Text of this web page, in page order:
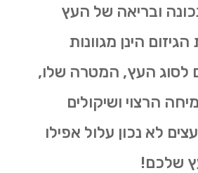
ובריאה של העץ
הינן מגוונות
לסוג העץ, המטרה שלו,
הרצוי ושיקולים
לא נכון עלול אפילו
שלכם!